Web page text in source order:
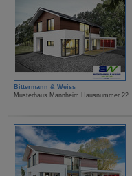
Bittermann & Weiss
Musterhaus Mannheim Hausnummer 22